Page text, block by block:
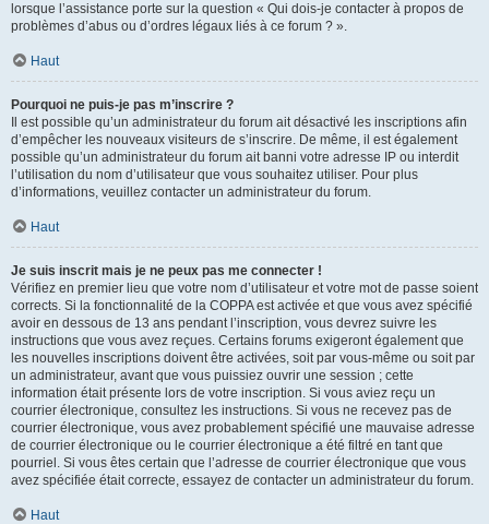
lorsque l’assistance porte sur la question « Qui dois-je contacter à propos de
problèmes d’abus ou d’ordres légaux liés à ce forum ? ».
Haut
Pourquoi ne puis-je pas m’inscrire ?
Il est possible qu’un administrateur du forum ait désactivé les inscriptions afin
d’empêcher les nouveaux visiteurs de s’inscrire. De même, il est également
possible qu’un administrateur du forum ait banni votre adresse IP ou interdit
l’utilisation du nom d’utilisateur que vous souhaitez utiliser. Pour plus
d’informations, veuillez contacter un administrateur du forum.
Haut
Je suis inscrit mais je ne peux pas me connecter !
Vérifiez en premier lieu que votre nom d’utilisateur et votre mot de passe soient
corrects. Si la fonctionnalité de la COPPA est activée et que vous avez spécifié
avoir en dessous de 13 ans pendant l’inscription, vous devrez suivre les
instructions que vous avez reçues. Certains forums exigeront également que
les nouvelles inscriptions doivent être activées, soit par vous-même ou soit par
un administrateur, avant que vous puissiez ouvrir une session ; cette
information était présente lors de votre inscription. Si vous aviez reçu un
courrier électronique, consultez les instructions. Si vous ne recevez pas de
courrier électronique, vous avez probablement spécifié une mauvaise adresse
de courrier électronique ou le courrier électronique a été filtré en tant que
pourriel. Si vous êtes certain que l’adresse de courrier électronique que vous
avez spécifiée était correcte, essayez de contacter un administrateur du forum.
Haut